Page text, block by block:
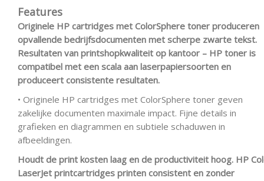
Features
Originele HP cartridges met ColorSphere toner produceren
opvallende bedrijfsdocumenten met scherpe zwarte tekst.
Resultaten van printshopkwaliteit op kantoor – HP toner is
compatibel met een scala aan laserpapiersoorten en
produceert consistente resultaten.
• Originele HP cartridges met ColorSphere toner geven
zakelijke documenten maximale impact. Fijne details in
grafieken en diagrammen en subtiele schaduwen in
afbeeldingen.
Houdt de print kosten laag en de productiviteit hoog. HP
LaserJet printcartridges printen consistent en zonder